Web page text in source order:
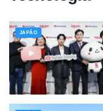
JAPÃO